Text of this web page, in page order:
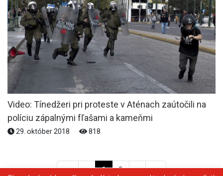
Video: Tínedžeri pri proteste v Aténach zaútočili na
políciu zápalnými fľašami a kameňmi
29. október 2018 818
<< < 1 2 > >>